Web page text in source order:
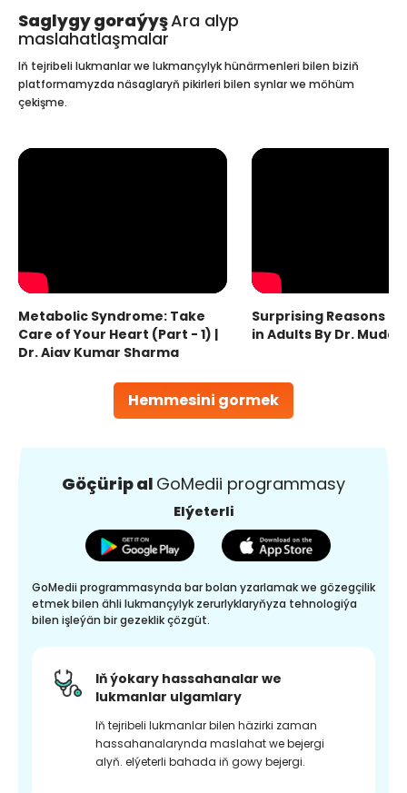
Saglygy goraýyşAra alyp
maslahatlaşmalar
Hemmesini gormek
Iň tejribeli lukmanlar we lukmançylyk hünärmenleri bilen biziň
platformamyzda näsaglaryň pikirleri bilen synlar we möhüm
çekişme.
Metabolic Syndrome: Take
Care of Your Heart (Part - 1) |
Dr. Ajay Kumar Sharma
Surprising Reasons
in Adults By Dr.
Göçürip al GoMedii programmasy
Elýeterli
GoMedii programmasynda bar bolan yzarlamak we gözegçilik
etmek bilen ähli lukmançylyk zerurlyklaryňyza tehnologiýa
bilen işleýän bir gezeklik çözgüt.
Iň ýokary hassahanalar we
lukmanlar ulgamlary
Iň tejribeli lukmanlar bilen häzirki zaman
hassahanalarynda maslahat we bejergi
alyň. elýeterli bahada iň gowy bejergi.